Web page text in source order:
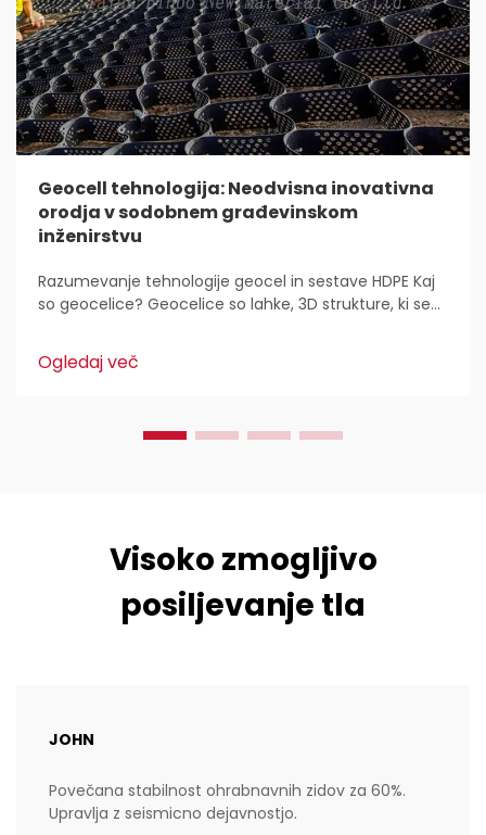
Geocell tehnologija: Neodvisna inovativna
orodja v sodobnem građevinskom
inženirstvu
Razumevanje tehnologije geocel in sestave HDPE Kaj
so geocelice? Geocelice so lahke, 3D strukture, ki se
gradbeništvu. Inženirji civilne zaščite jih imajo radi,
ker...
Ogledaj več
Visoko zmogljivo
posiljevanje tla
JOHN
Povečana stabilnost ohrabnavnih zidov za 60%.
Upravlja z seismicno dejavnostjo.